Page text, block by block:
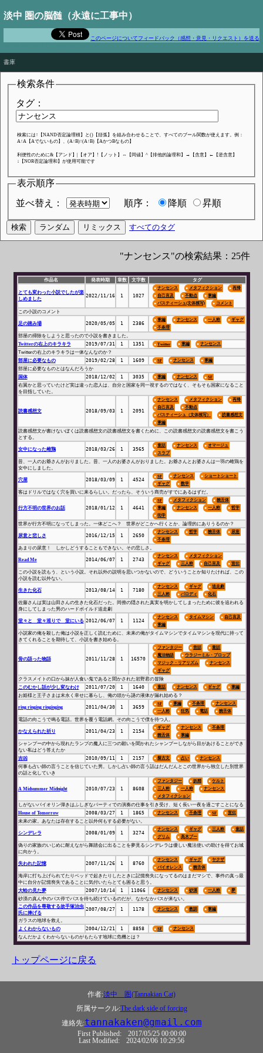
淡中 圏の脳髄（永遠に工事中）
このページについてフィードバック（感想・意見・リクエスト）を送る
書庫
検索条件
タグ：
検索には↑【NAND否定論理積】と()【括弧】を組み合わせることで、すべてのブール関数が使えます。例：
A↑A【Aでないもの】、(A↑B)↑(A↑B)【AかつBなもの】
利便性のために&【アンド】|【オア】!【ノット】⇔【同値】^【排他的論理和】→【含意】←【逆含意】
↓【NOR否定論理和】が使用可能です
表示順序
並べ替え：
順序： 降順 昇順
すべてのタグ
"ナンセンス"の検索結果：25件
作品名 発表時期 章数 文字数 タグ
とても変わった小説でしたが楽
しめました
2022/11/16 1 1027
ナンセンス メタフィクション
再帰
自己言及
不動点
掌編
パスティーシュ(文体模写)
コメント
この小説のコメント
足の踏み場 2020/05/05 1 2386
掌編 ナンセンス 一人称
ギャグ
不条理
部屋の掃除をしようと思ったので小説を書きました。
Twitterの右上のキラキラ
2019/07/31 1 1351 Twitter 掌編 ナンセンス
Twitterの右上のキラキラは一体なんなのか？
部屋に必要なもの
2019/02/28 1 1609 SF ナンセンス 掌編
部屋に必要なものとはなんだろうか
国体
2018/12/02 1 3035 掌編 ナンセンス SF
右翼かと思っていたけど実は違った恋人は、自分と国家を同一視するのではなく、そもそも国家になること
を目指していた。
読書感想文 2018/09/03 1 2091
ナンセンス メタフィクション
再帰
自己言及
不動点
パスティーシュ（文体模写）
読書感想文
掌編
読書感想文が書けないぼくは読書感想文の読書感想文を書くために、この読書感想文の読書感想文を書こう
とする。
女中になった雌鶏 2018/03/26 1 3565
童話 ナンセンス
オマージュ
スラブ
昔、一人のお爺さんがおりました。昔、一人のお婆さんがおりました。お爺さんとお婆さんは一羽の雌鶏を
女中にしました。
穴屋 2018/03/09 1 4524
SF ナンセンス
ショートショート
ギャグ
数学
客はドリルではなく穴を買いに来るらしい。だったら、そういう商売がすでにあるはずだ。
行方不明の世界のお話 2018/01/12 1 4641
SF メタフィクション
饒舌体
掌編
ナンセンス 一人称
哲学
衒学
世界が行方不明になってしまった。一体どこへ？ 世界がどこかへ行くとか、論理的にありうるのか？
尿意と悲しさ 2016/12/15 1 2650
ナンセンス 哲学 饒舌体
尿意
不条理
あまりの尿意！ しかしどうすることもできない。その悲しさ。
Read Me 2014/06/07 1 2743
ナンセンス
メタフィクション
ギャグ
三人称 自己言及 宣伝
この小説を読もう、という小説。それ以外の説明を思いつかないので、どういうことか知りたければ、この
小説を読む以外ない。
生きた化石 2013/08/14 1 7180
ナンセンス ギャグ
追走劇
三人称
パロディ 化石
佐藤さんは実は山田さんの生きた化石だった。同僚の隠された真実を明かしてしまったために彼を追われる
身にしてしまった男のハードボイルド追走劇
堂々と 堂々巡りで 堂にいる 2012/06/07 1 1124
ナンセンス タイムマシン
自己言及
掌編
小説家の俺を殺した俺は小説を正しく読むために、未来の俺がタイムマシンでタイムマシンを現代に持って
きてくれることを期待して、小説を書き始める。
骨の語った物語 2011/11/28 1 16570
ファンタジー 昔話
童話
魔法物語
ウラジーミル・プロップ
マジック・リアリズム
ナンセンス
ギャグ
クラスメイトの口から妹が人食い鬼であると聞かされた岩野君の冒険
このむかし話が少し変なわけ
2011/07/20 1 1640 童話 ナンセンス ギャグ 掌編
お姫様と王子さまは末永く幸せに暮らし、俺の頭から謎の液体が漏れ始める？
ring ringing ringinging 2011/04/30 1 3659
SF 掌編 不条理
ナンセンス
一人称
狂気 電話 饒舌体
電話の向こうで鳴る電話。世界を覆う電話網。その向こうで僕を待つ人。
かなえられた祈り 2011/04/23 1 2154
ギャグ ナンセンス
不条理
饒舌体
掌編
シャンプーの中から現れたランプの魔人に三つの願いを聞かれたシャンプーしながら目があけることができ
ない私はどう答えたか
吉凶
2010/09/11 1 2157 擬古文 占い ナンセンス
何事も占い師の言うことを信じていた男。しかし占い師の言う話はだんだんとこの世界から独立した別世界
の話と化していき
A Midsummer Midnight 2010/07/23 1 8608
ファンタジー 妖精
ケルト
三人称
一人称
ナンセンス
メタフィクション
しがないバイオリン弾きはふしぎなパーティでの演奏の仕事を引き受け、短く長い一夜を過ごすことになる
House of Tomorrow
2008/03/27 1 1865 ナンセンス 不条理 SF 宣伝
未来の家。あなたは存在すること以外何もする必要がない。
シンデレラ 2008/01/09 1 3274
ナンセンス ギャグ 三人称
童話
グリム
高木ブー
偽りの家族のいじめに耐えながら舞踏会に出ることを夢見るシンデレラは優しい魔法使いの助けを得てお城
に向かう。
失われた記憶 2007/11/26 1 8760
ナンセンス ギャグ
ヤクザ
バイオレンス
饒舌体
海岸に打ち上げられてたりベッドで起きたりしたときに記憶喪失になってるのはまだマシで、事件の真っ最
中に自分が記憶喪失であることに気付いたらとても困ると思う。
大蛤の見た夢
2007/10/14 1 11066 ナンセンス 砂漠 一人称 夢
砂漠の真ん中のバス停でバスを待ち続けているのだが、なかなかバスが来ない。
この作品を尊敬する故手塚治虫
氏に捧げる
2007/08/27 1 1178 ナンセンス 教訓 掌編
ガラスの地球を救え。
よくわからないもの
2004/12/21 1 8858 SF ナンセンス
なんだかよくわからないものがもたらす地球に危機とは？
トップページに戻る
作者:淡中 圏(Tannakian Cat)
所属サークル:The dark side of forcing
連絡先:tannakaken@gmail.com
First Published:
2017/05/25 00:00:00
Last Modified:
2024/02/06 10:29:56